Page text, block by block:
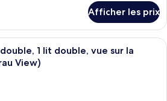
Afficher les prix
Chambre économique double, 1 lit
1 lit double, vue sur la
View)